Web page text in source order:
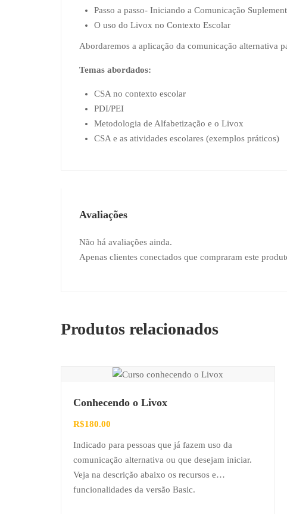
Passo a passo- Iniciando a Comunicação
O uso do Livox no Contexto Escolar
Abordaremos a aplicação da comunicação alternativa
Temas abordados:
CSA no contexto escolar
PDI/PEI
Metodologia de Alfabetização e o Livox
CSA e as atividades escolares (exemplos práticos)
Avaliações
Não há avaliações ainda.
Apenas clientes conectados que compraram este
Produtos relacionados
Conhecendo o Livox
R$180.00
Indicado para pessoas que já fazem uso da
comunicação alternativa ou que desejam iniciar.
Veja na descrição abaixo os recursos e
funcionalidades da versão Basic.